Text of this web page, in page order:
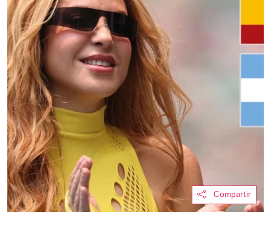
Compartir